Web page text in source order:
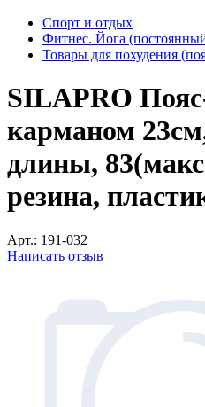
Спорт и отдых
Фитнес. Йога
Товары для похудения
SILAPRO
карманом
длины,
резина,
Арт.: 191-032
Написать отзыв